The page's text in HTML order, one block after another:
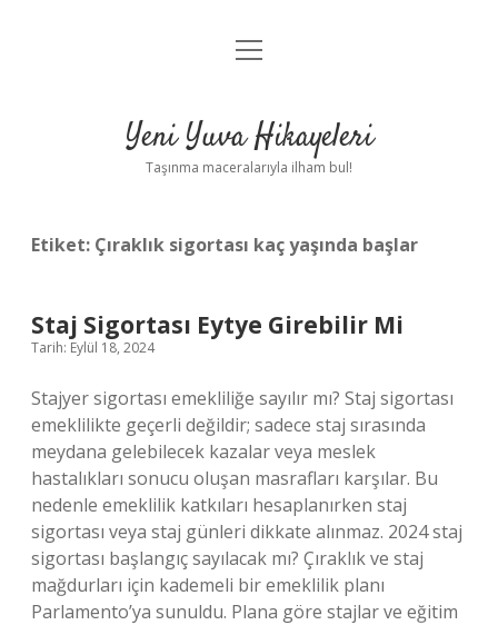
Anasayfa
Yasal Uyarı
menüyü
Yeni Yuva Hikayeleri
Taşınma maceralarıyla ilham bul!
Etiket: Çıraklık sigortası kaç yaşında başlar
Staj Sigortası Eytye Girebilir Mi
Tarih: Eylül 18, 2024
Stajyer sigortası emekliliğe sayılır mı? Staj sigortası
emeklilikte geçerli değildir; sadece staj sırasında
meydana gelebilecek kazalar veya meslek
hastalıkları sonucu oluşan masrafları karşılar. Bu
nedenle emeklilik katkıları hesaplanırken staj
sigortası veya staj günleri dikkate alınmaz. 2024 staj
sigortası başlangıç sayılacak mı? Çıraklık ve staj
mağdurları için kademeli bir emeklilik planı
Parlamento’ya sunuldu. Plana göre stajlar ve eğitim